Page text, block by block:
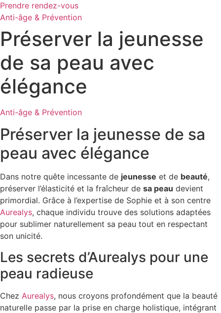
Prendre rendez-vous
Anti-âge & Prévention
Préserver la jeunesse
de sa peau avec
élégance
Anti-âge & Prévention
Préserver la jeunesse de sa
peau avec élégance
Dans notre quête incessante de jeunesse et de beauté,
préserver l’élasticité et la fraîcheur de sa peau devient
primordial. Grâce à l’expertise de Sophie et à son centre
Aurealys, chaque individu trouve des solutions adaptées
pour sublimer naturellement sa peau tout en respectant
son unicité.
Les secrets d’Aurealys pour une
peau radieuse
Chez Aurealys, nous croyons profondément que la beauté
naturelle passe par la prise en charge holistique, intégrant